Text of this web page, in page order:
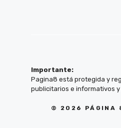
Importante:
Pagina8 está protegida y
publicitarios e informativos
© 2026 PÁGINA